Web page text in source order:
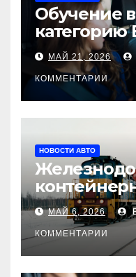
Обучение
категорию
для
МАЙ 21, 2026
КОММЕНТАРИИ
НОВОСТИ АВТО
из Китая в
маршруты,
МАЙ 6, 2026
КОММЕНТАРИИ